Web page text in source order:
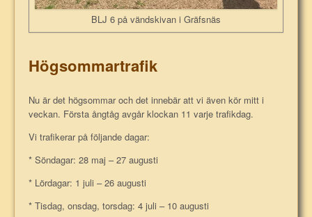
BLJ 6 på vändskivan i Gräfsnäs
Högsommartrafik
Nu är det högsommar och det innebär att vi även kör mitt i
veckan. Första ångtåg avgår klockan 11 varje trafikdag.
Vi trafikerar på följande dagar:
* Söndagar: 28 maj – 27 augusti
* Lördagar: 1 juli – 26 augusti
* Tisdag, onsdag, torsdag: 4 juli – 10 augusti